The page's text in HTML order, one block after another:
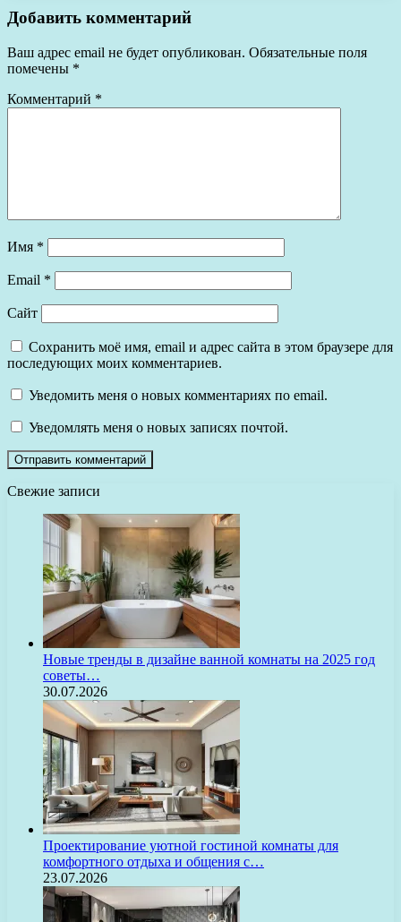
Добавить комментарий
Ваш адрес email не будет опубликован. Обязательные поля
помечены *
Комментарий *
Имя *
Email *
Сайт
Сохранить моё имя, email и адрес сайта в этом браузере для
последующих моих комментариев.
Уведомить меня о новых комментариях по email.
Уведомлять меня о новых записях почтой.
Свежие записи
Новые тренды в дизайне ванной комнаты на 2025 год
советы…
30.07.2026
Проектирование уютной гостиной комнаты для
комфортного отдыха и общения с…
23.07.2026